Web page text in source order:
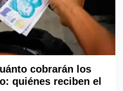
cobrarán los
quiénes reciben el